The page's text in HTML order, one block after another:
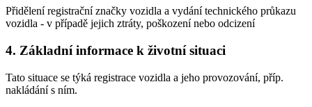
Přidělení registrační značky vozidla a vydání technického průkazu
vozidla - v případě jejich ztráty, poškození nebo odcizení
4. Základní informace k životní situaci
Tato situace se týká registrace vozidla a jeho provozování, příp.
nakládání s ním.